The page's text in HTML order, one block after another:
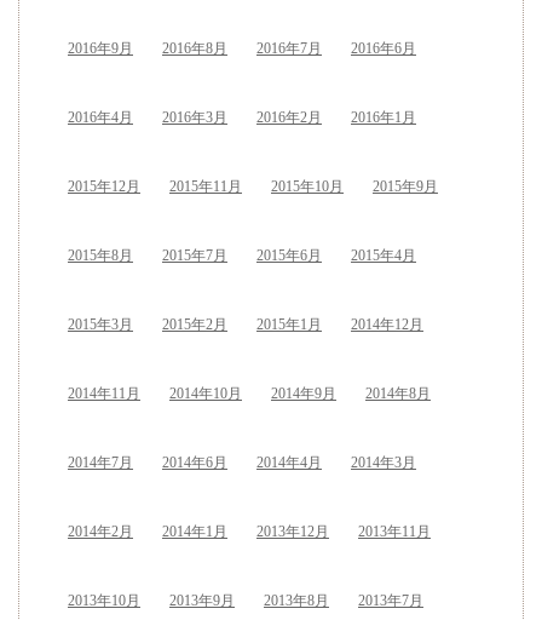
2016年9月 2016年8月 2016年7月 2016年6月
2016年4月 2016年3月 2016年2月 2016年1月
2015年12月 2015年11月 2015年10月 2015年9月
2015年8月 2015年7月 2015年6月 2015年4月
2015年3月 2015年2月 2015年1月 2014年12月
2014年11月 2014年10月 2014年9月 2014年8月
2014年7月 2014年6月 2014年4月 2014年3月
2014年2月 2014年1月 2013年12月 2013年11月
2013年10月 2013年9月 2013年8月 2013年7月